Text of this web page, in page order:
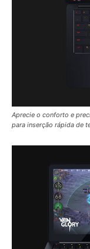
Aprecie o conforto e
para inserção rápida de